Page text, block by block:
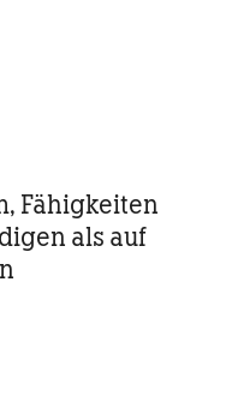
Fähigkeiten
als auf